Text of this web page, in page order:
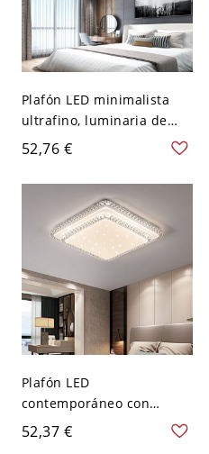
Plafón LED minimalista
ultrafino, luminaria de
aluminio negro con
pantalla acrílica - 110 A
120 V Cuadro Blanco 39,37
52,76 €
Plafón LED
contemporáneo con
difusor de cielo estrellado
y marco con patrón de
52,37 €